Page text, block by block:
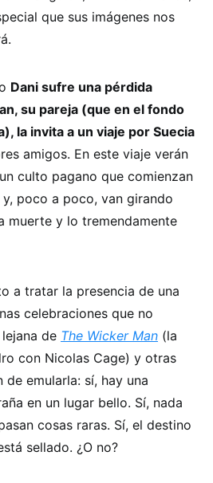
que sus imágenes nos
Dani sufre una pérdida
su pareja (que en el fondo
la invita a un viaje por Suecia
amigos. En este viaje verán
culto pagano que comienzan
poco a poco, van girando
muerte y lo tremendamente
a tratar la presencia de una
celebraciones que no
de The Wicker Man (la
con Nicolas Cage) y otras
emularla: sí, hay una
en un lugar bello. Sí, nada
cosas raras. Sí, el destino
sellado. ¿O no?